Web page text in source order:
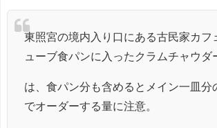
東照宮の境内入り口にある古民家カフ
ューブ食パンに入ったクラムチャウダ
は、食パン分も含めるとメイン一皿分
でオーダーする量に注意。